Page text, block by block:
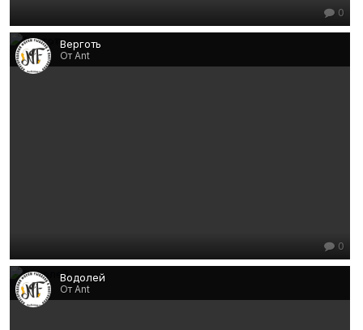
0
Верготь
От Ant
0
Водолей
От Ant